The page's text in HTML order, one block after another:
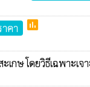
คา poll
ษ โดยวิธีเฉพาะเจา